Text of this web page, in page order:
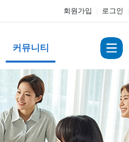
회원가입 로그인
커뮤니티